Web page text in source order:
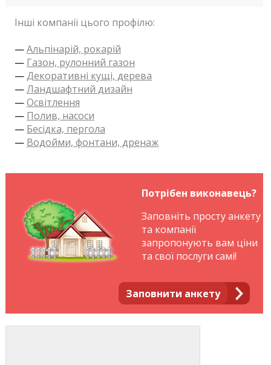
Інші компанії цього профілю:
—Альпінарій, рокарій
— Газон, рулонний газон
—Декоративні кущі, дерева
—Ландшафтний дизайн
—Освітлення
— Полив, насоси
— Бесідка, пергола
— Водойми, фонтани, дренаж
Потрібен виконавець?
Заповнити анкету
Заповніть просту анкету
та компанії
запропонують вам ціни
та свої послуги самі!